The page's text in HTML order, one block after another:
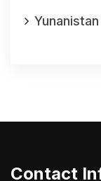
Yunanistan
Contact